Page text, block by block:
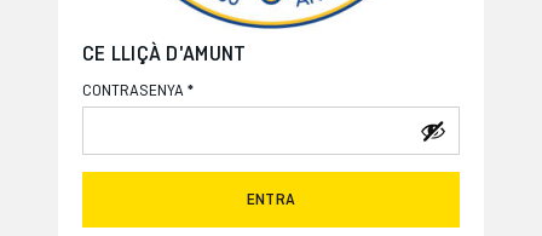
CE LLIÇÀ D'AMUNT
CONTRASENYA *
ENTRA